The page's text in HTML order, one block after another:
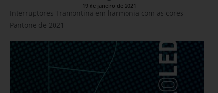
19 de janeiro de 2021
Interruptores Tramontina em harmonia com as cores
Pantone de 2021